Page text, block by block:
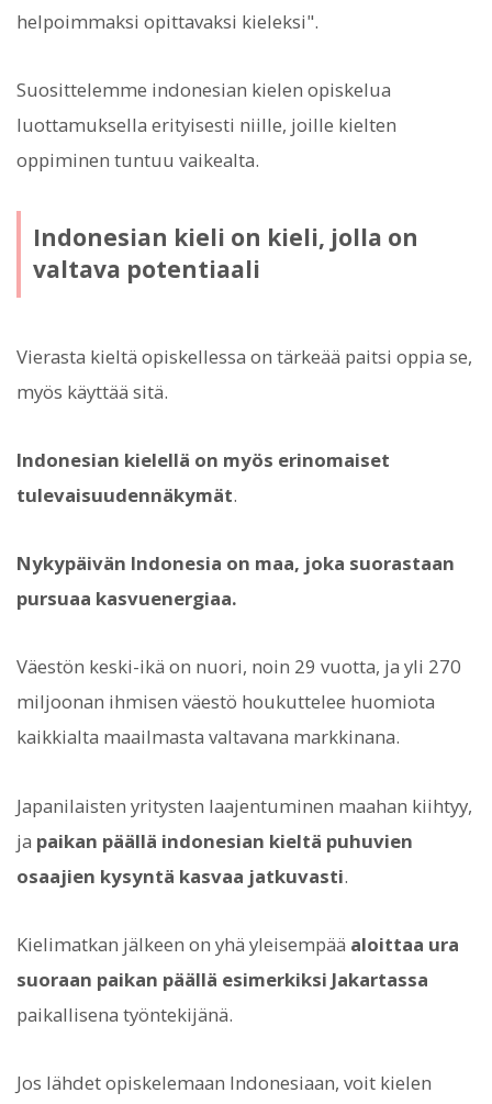
helpoimmaksi opittavaksi kieleksi".
Suosittelemme indonesian kielen opiskelua
luottamuksella erityisesti niille, joille kielten
oppiminen tuntuu vaikealta.
Indonesian kieli on kieli, jolla on
valtava potentiaali
Vierasta kieltä opiskellessa on tärkeää paitsi oppia se,
myös käyttää sitä.
Indonesian kielellä on myös erinomaiset
tulevaisuudennäkymät.
Nykypäivän Indonesia on maa, joka suorastaan
pursuaa kasvuenergiaa.
Väestön keski-ikä on nuori, noin 29 vuotta, ja yli 270
miljoonan ihmisen väestö houkuttelee huomiota
kaikkialta maailmasta valtavana markkinana.
Japanilaisten yritysten laajentuminen maahan kiihtyy,
ja paikan päällä indonesian kieltä puhuvien
osaajien kysyntä kasvaa jatkuvasti.
Kielimatkan jälkeen on yhä yleisempää aloittaa ura
suoraan paikan päällä esimerkiksi Jakartassa
paikallisena työntekijänä.
Jos lähdet opiskelemaan Indonesiaan, voit kielen